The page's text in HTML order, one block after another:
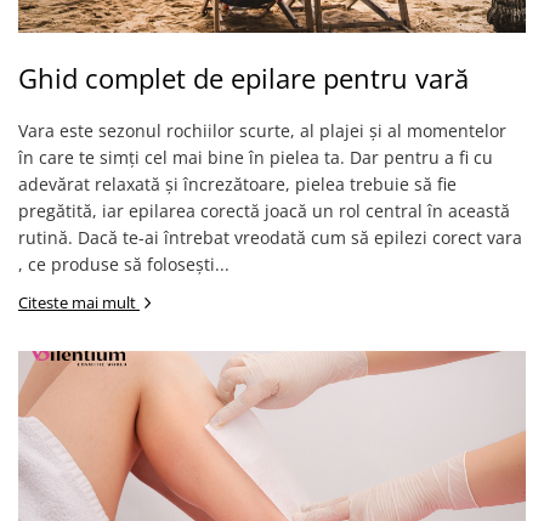
Ghid complet de epilare pentru vară
Vara este sezonul rochiilor scurte, al plajei și al momentelor
în care te simți cel mai bine în pielea ta. Dar pentru a fi cu
adevărat relaxată și încrezătoare, pielea trebuie să fie
pregătită, iar epilarea corectă joacă un rol central în această
rutină. Dacă te-ai întrebat vreodată cum să epilezi corect vara
, ce produse să folosești...
Citeste mai mult